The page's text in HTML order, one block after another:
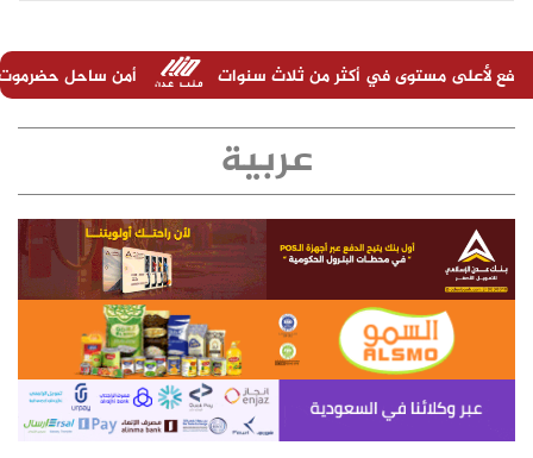
أكثر من ثلاث سنوات أمن ساحل حضرموت يكثّف الدوريات
عربية